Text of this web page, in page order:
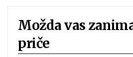
Možda vas
priče